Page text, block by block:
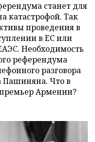
станет для
катастрофой. Так
проведения в
в ЕС или
Необходимость
референдума
разговора
Что в
Армении?